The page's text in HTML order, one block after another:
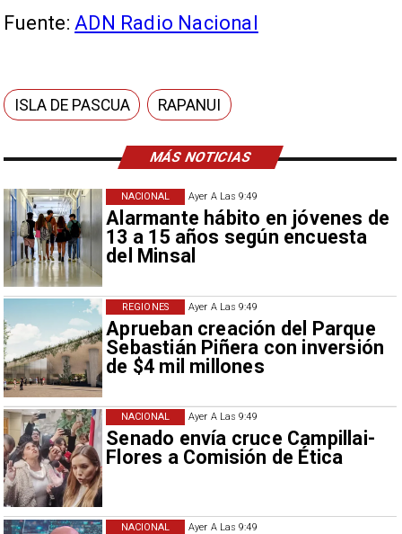
MÁS NOTICIAS
Ayer A Las 9:49
Alarmante hábito en jóvenes de
13 a 15 años según encuesta
del Minsal
NACIONAL
Ayer A Las 9:49
Aprueban creación del Parque
Sebastián Piñera con inversión
de $4 mil millones
REGIONES
Ayer A Las 9:49
Senado envía cruce Campillai-
Flores a Comisión de Ética
NACIONAL
Ayer A Las 9:49
NACIONAL
Fuente:ADN Radio Nacional
ISLA DE PASCUA RAPANUI